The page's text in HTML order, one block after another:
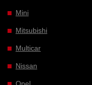
Mini
Mitsubishi
Multicar
Nissan